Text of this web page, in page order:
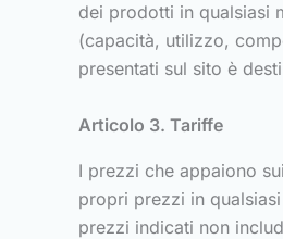
dei prodotti in qualsiasi
(capacità, utilizzo,
presentati sul sito è
Articolo 3. Tariffe
I prezzi che appaiono
propri prezzi in
prezzi indicati non